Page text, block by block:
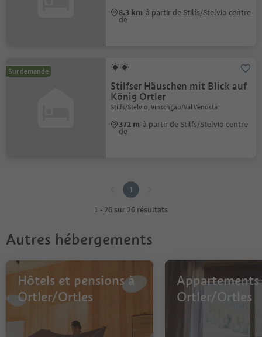
8.3 km à partir de Stilfs/Stelvio centre
de
Sur demande
Stilfser Häuschen mit Blick auf
König Ortler
Stilfs/Stelvio, Vinschgau/Val Venosta
372 m à partir de Stilfs/Stelvio centre
de
1
1 - 26 sur 26 résultats
Autres hébergements
Hôtels et pensions à
Ortler/Ortles
Appartements
Ortler/Ortles